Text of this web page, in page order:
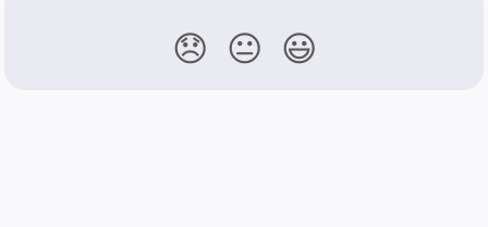
😞 😐 😃